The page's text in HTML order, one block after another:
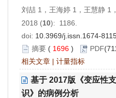
刘喆 1，王海婷 1，王慧静 1
2018 (10): 1186.
doi: 10.3969/j.issn.1674-
摘要 ( 1696 ) PDF
相关文章 | 计量指标
基于 2017版《变应性
识》的病例分析